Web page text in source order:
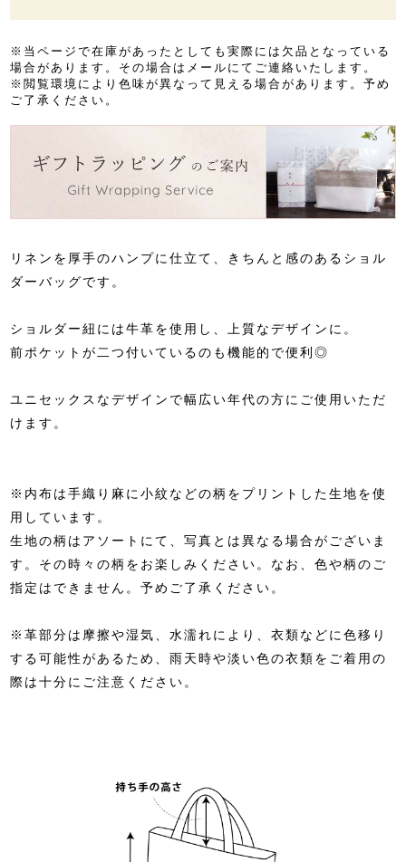
※当ページで在庫があったとしても実際には欠品となっている
場合があります。その場合はメールにてご連絡いたします。
※閲覧環境により色味が異なって見える場合があります。予め
ご了承ください。
リネンを厚手のハンプに仕立て、きちんと感のあるショル
ダーバッグです。
ショルダー紐には牛革を使用し、上質なデザインに。
前ポケットが二つ付いているのも機能的で便利◎
ユニセックスなデザインで幅広い年代の方にご使用いただ
けます。
※内布は手織り麻に小紋などの柄をプリントした生地を使
用しています。
生地の柄はアソートにて、写真とは異なる場合がございま
す。その時々の柄をお楽しみください。なお、色や柄のご
指定はできません。予めご了承ください。
※革部分は摩擦や湿気、水濡れにより、衣類などに色移り
する可能性があるため、雨天時や淡い色の衣類をご着用の
際は十分にご注意ください。